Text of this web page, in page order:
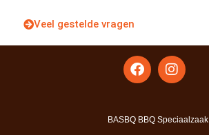
Veel gestelde vragen
BASBQ BBQ Speciaalzaak